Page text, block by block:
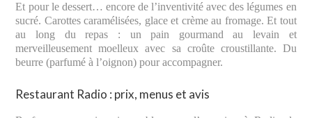
Et pour le dessert… encore de l’inventivité avec des légumes en
sucré. Carottes caramélisées, glace et crème au fromage. Et tout
au long du repas : un pain gourmand au levain et
merveilleusement moelleux avec sa croûte croustillante. Du
beurre (parfumé à l’oignon) pour accompagner.
Restaurant Radio : prix, menus et avis